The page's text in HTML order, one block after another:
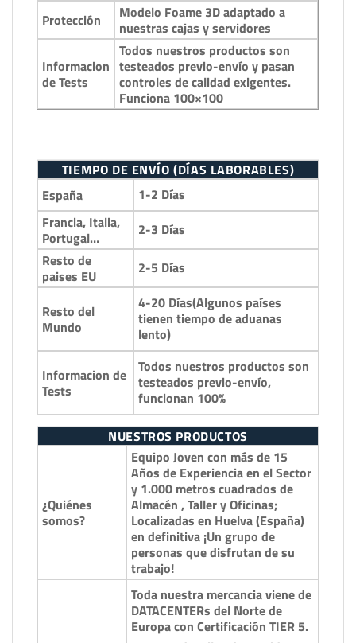
Protección
Modelo Foame 3D adaptado a
nuestras cajas y servidores
Informacion
de Tests
Todos nuestros productos son
testeados previo-envío y pasan
controles de calidad exigentes.
Funciona 100×100
TIEMPO DE ENVÍO (DÍAS LABORABLES)
España
1-2 Días
Francia, Italia,
Portugal…
2-3 Días
Resto de
paises EU
2-5 Días
Resto del
Mundo
4-20 Días(Algunos países
tienen tiempo de aduanas
lento)
Informacion de
Tests
Todos nuestros productos son
testeados previo-envío,
funcionan 100%
NUESTROS PRODUCTOS
¿Quiénes
somos?
Equipo Joven con más de 15
Años de Experiencia en el Sector
y 1.000 metros cuadrados de
Almacén , Taller y Oficinas;
Localizadas en Huelva (España)
en definitiva ¡Un grupo de
personas que disfrutan de su
trabajo!
Toda nuestra mercancia viene de
DATACENTERs del Norte de
Europa con Certificación TIER 5.